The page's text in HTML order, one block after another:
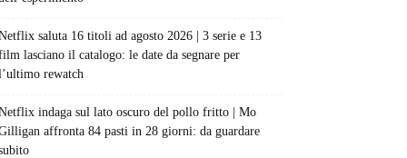
saluta 16 titoli ad agosto 2026 | 3 serie e 13
lasciano il catalogo: le date da segnare per
rewatch
indaga sul lato oscuro del pollo fritto | Mo
affronta 84 pasti in 28 giorni: da guardare